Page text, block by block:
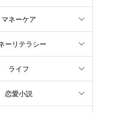
マネーケア
ーリテラシー
ライフ
恋愛小説